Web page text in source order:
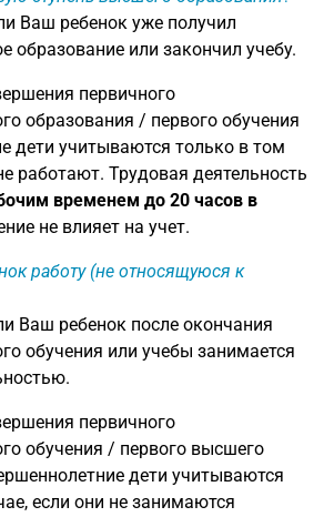
Ваш ребенок уже получил
образование или закончил учебу.
первичного
образования / первого обучения
дети учитываются только в том
работают. Трудовая деятельность
временем до 20 часов в
не влияет на учет.
работу (не относящуюся к
Ваш ребенок после окончания
обучения или учебы занимается
первичного
обучения / первого высшего
дети учитываются
если они не занимаются